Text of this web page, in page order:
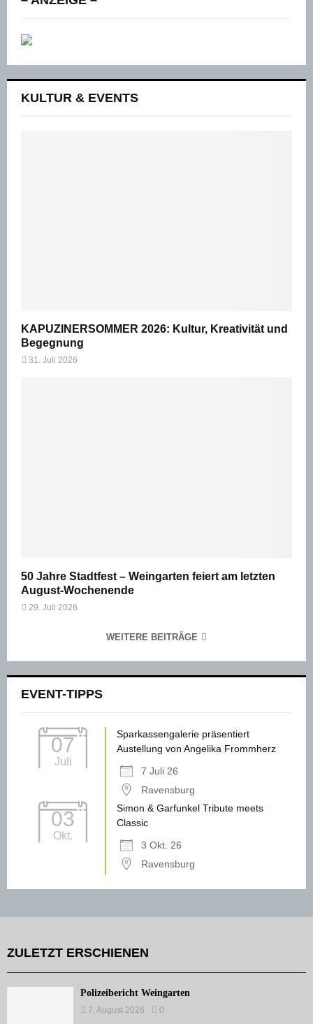
KULTUR & EVENTS
KAPUZINERSOMMER 2026: Kultur, Kreativität und
Begegnung
31. Juli 2026
50 Jahre Stadtfest – Weingarten feiert am letzten
August-Wochenende
29. Juli 2026
WEITERE BEITRÄGE
EVENT-TIPPS
07
Juli
Sparkassengalerie präsentiert
Austellung von Angelika Frommherz
7 Juli 26
Ravensburg
03
Okt.
Simon & Garfunkel Tribute meets
Classic
3 Okt. 26
Ravensburg
ZULETZT ERSCHIENEN
Polizeibericht Weingarten
7. August 2026 0